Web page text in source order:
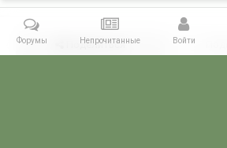
Поделиться
Форумы Непрочитанные Войти